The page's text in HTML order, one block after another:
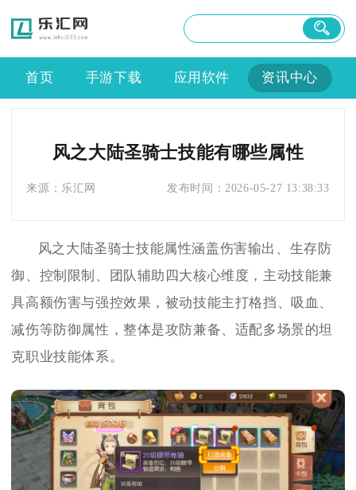
首页 手游下载 应用软件 资讯中心
风之大陆圣骑士技能有哪些属性
来源： 乐汇网 发布时间： 2026-05-27 13:38:33
风之大陆圣骑士技能属性涵盖伤害输出、生存防
御、控制限制、团队辅助四大核心维度，主动技能兼
具高额伤害与强控效果，被动技能主打格挡、吸血、
减伤等防御属性，整体是攻防兼备、适配多场景的坦
克职业技能体系。